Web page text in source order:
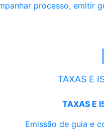
processo, emitir
TAXAS E
TAXAS E
Emissão de guia e